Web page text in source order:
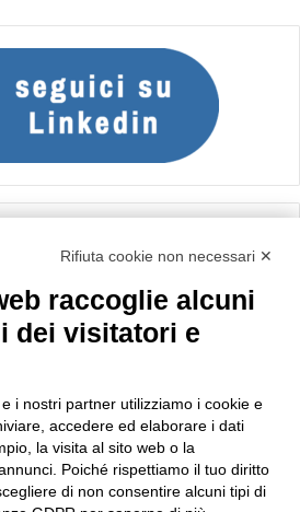
(€):
Rifiuta cookie non necessari ✕
raccoglie alcuni
dei visitatori e
i nostri partner utilizziamo i cookie e
accedere ed elaborare i dati
la visita al sito web o la
Poiché rispettiamo il tuo diritto
di non consentire alcuni tipi di